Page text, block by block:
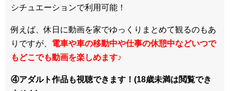
シチュエーションで利用可能！
例えば、休日に動画を家でゆっくりまとめて観るのもあ
りですが、 電車や車の移動中や仕事の休憩中などいつで
もどこでも動画を楽しめます♪
④アダルト作品も視聴できます！(18歳未満は閲覧でき